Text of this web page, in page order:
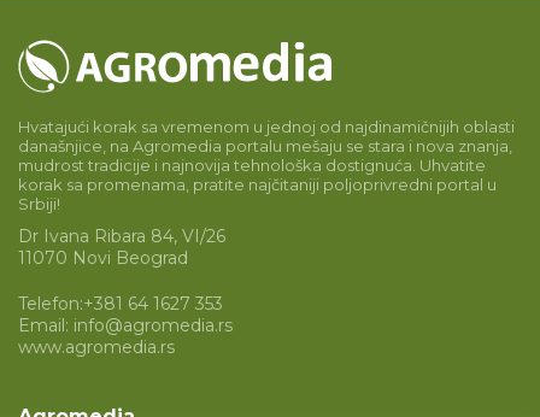
Hvatajući korak sa vremenom u jednoj od najdinamičnijih oblasti
današnjice, na Agromedia portalu mešaju se stara i nova znanja,
mudrost tradicije i najnovija tehnološka dostignuća. Uhvatite
korak sa promenama, pratite najčitaniji poljoprivredni portal u
Srbiji!
Dr Ivana Ribara 84, VI/26
11070 Novi Beograd
Telefon:+381 64 1627 353
Email: info@agromedia.rs
www.agromedia.rs